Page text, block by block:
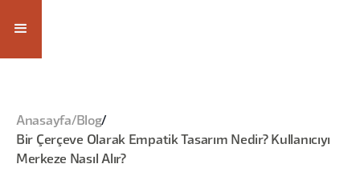
Anasayfa/ Blog/
Bir Çerçeve Olarak Empatik Tasarım Nedir? Kullanıcıyı
Merkeze Nasıl Alır?